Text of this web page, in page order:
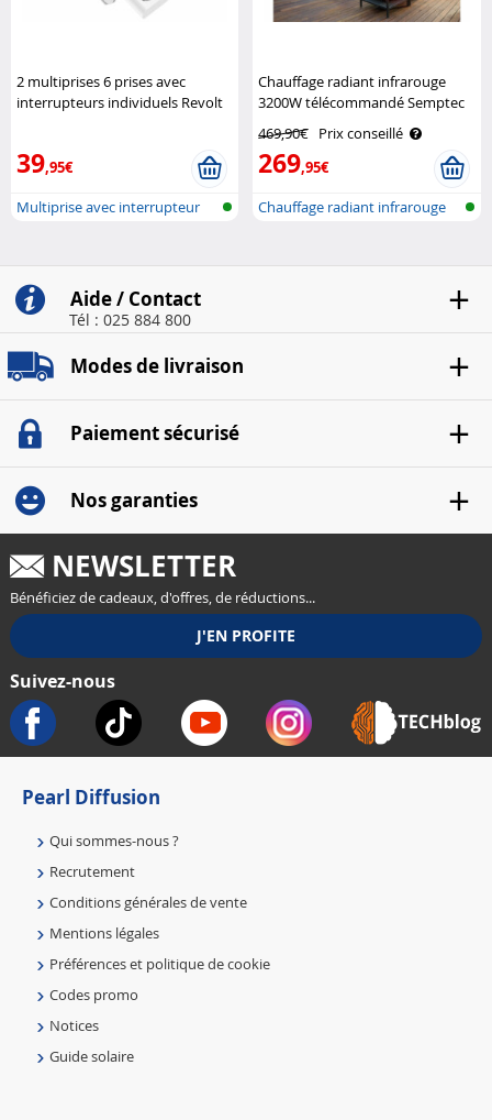
2 multiprises 6 prises avec
interrupteurs individuels Revolt
39,95€
Multiprise avec interrupteur
Chauffage radiant infrarouge
3200W télécommandé Semptec
469,90€ Prix conseillé
269,95€
Chauffage radiant infrarouge
Aide / Contact
Tél : 025 884 800
Modes de livraison
Paiement sécurisé
Nos garanties
NEWSLETTER
Bénéficiez de cadeaux, d'offres, de réductions...
Suivez-nous
Pearl Diffusion
Qui sommes-nous ?
Recrutement
Conditions générales de vente
Mentions légales
Préférences et politique de cookie
Codes promo
Notices
Guide solaire